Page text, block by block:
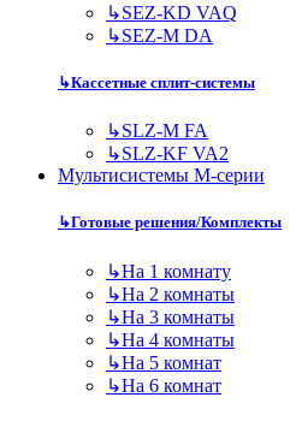
↳SEZ-KD VAQ
↳SEZ-M DA
↳Кассетные сплит-системы
↳SLZ-M FA
↳SLZ-KF VA2
Мультисистемы M-серии
↳Готовые решения/Комплекты
↳На 1 комнату
↳На 2 комнаты
↳На 3 комнаты
↳На 4 комнаты
↳На 5 комнат
↳На 6 комнат